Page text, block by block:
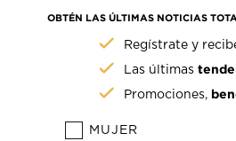
OBTÉN LAS ÚLTIMAS NOTICIAS
Regístrate y
Las últimas
Promociones,
MUJER